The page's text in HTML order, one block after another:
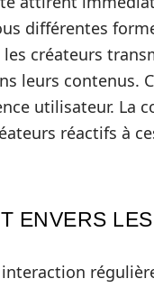
différentes
créateurs
leurs contenus.
utilisateur. La
réactifs à
ENVERS